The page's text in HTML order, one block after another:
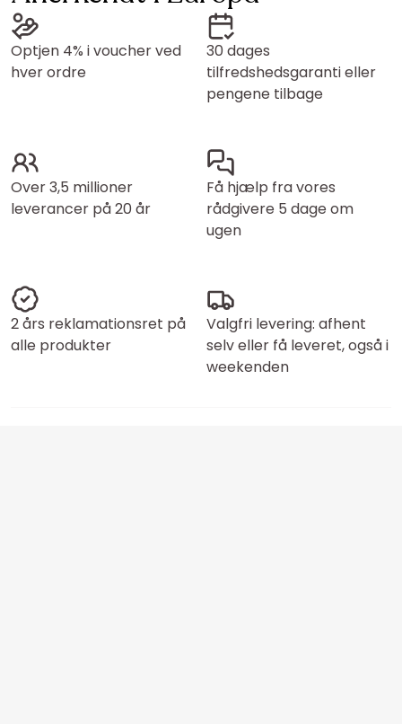
Optjen 4% i voucher ved
hver ordre
30 dages
tilfredshedsgaranti eller
pengene tilbage
Over 3,5 millioner
leverancer på 20 år
Få hjælp fra vores
rådgivere 5 dage om
ugen
2 års reklamationsret på
alle produkter
Valgfri levering: afhent
selv eller få leveret, også i
weekenden